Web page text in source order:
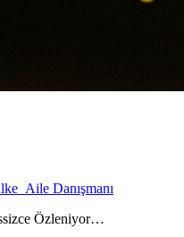
Danışmanı
Özleniyor…